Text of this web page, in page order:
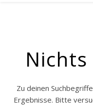
Zu deinen
Ergebnisse. Bitte